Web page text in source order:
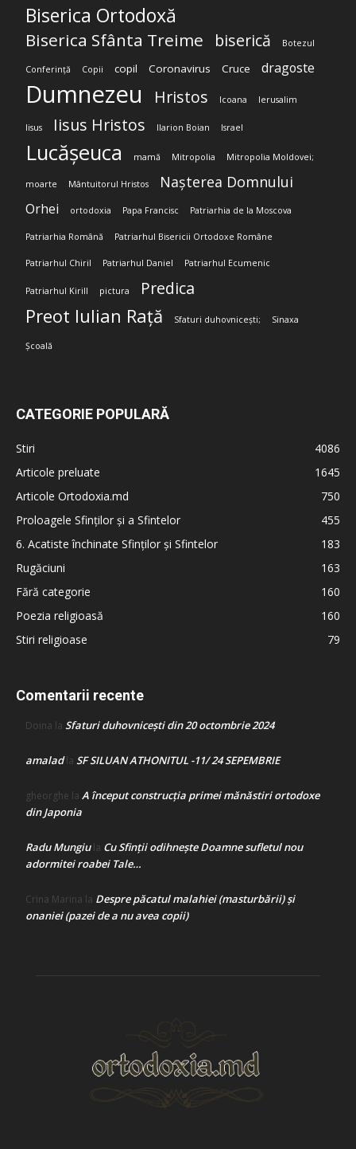
Biserica Ortodoxă
Biserica Sfânta Treime biserică Botezul
Conferință Copii copil Coronavirus Cruce dragoste
Dumnezeu Hristos Icoana Ierusalim
Iisus Iisus Hristos Ilarion Boian Israel
Lucășeuca mamă Mitropolia Mitropolia Moldovei;
moarte Mântuitorul Hristos Nașterea Domnului
Orhei ortodoxia Papa Francisc Patriarhia de la Moscova
Patriarhia Română Patriarhul Bisericii Ortodoxe Române
Patriarhul Chiril Patriarhul Daniel Patriarhul Ecumenic
Patriarhul Kirill pictura Predica
Preot Iulian Rață Sfaturi duhovnicești; Sinaxa
Școală
CATEGORIE POPULARĂ
Stiri
4086
Articole preluate
1645
Articole Ortodoxia.md
750
Proloagele Sfinților și a Sfintelor
455
6. Acatiste închinate Sfinților și Sfintelor
183
Rugăciuni
163
Fără categorie
160
Poezia religioasă
160
Stiri religioase
79
Comentarii recente
Doina la Sfaturi duhovnicești din 20 octombrie 2024
amaladla SF SILUAN ATHONITUL -11/ 24 SEPEMBRIE
gheorghe la A început construcţia primei mănăstiri ortodoxe
din Japonia
Radu Mungiula Cu Sfinții odihnește Doamne sufletul nou
adormitei roabei Tale…
Crina Marina la Despre păcatul malahiei (masturbării) şi
onaniei (pazei de a nu avea copii)